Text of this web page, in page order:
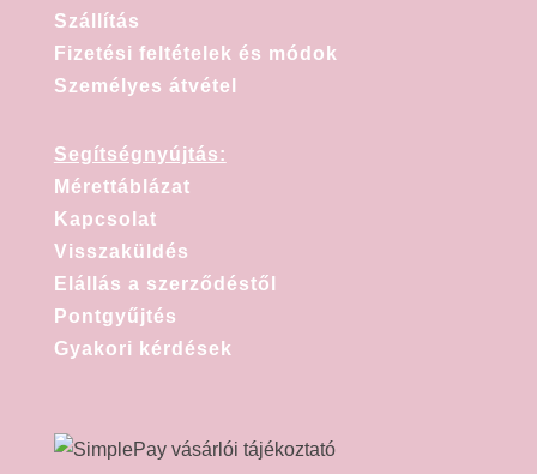
Szállítás
Fizetési feltételek és módok
Személyes átvétel
Segítségnyújtás:
Mérettáblázat
Kapcsolat
Visszaküldés
Elállás a szerződéstől
Pontgyűjtés
Gyakori kérdések